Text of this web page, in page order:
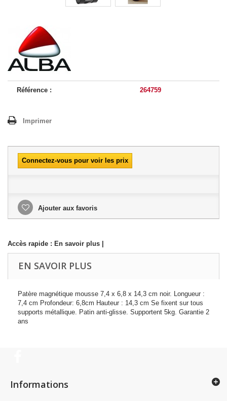
Référence : 264759
Imprimer
Connectez-vous pour voir les prix
Ajouter aux favoris
Accès rapide : En savoir plus
EN SAVOIR PLUS
Patère magnétique mousse 7,4 x 6,8 x 14,3 cm noir. Longueur :
7,4 cm Profondeur: 6,8cm Hauteur : 14,3 cm Se fixent sur tous
supports métallique. Patin anti-glisse. Supportent 5kg. Garantie 2
ans
Informations